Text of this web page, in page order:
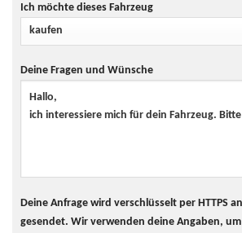
Ich möchte dieses Fahrzeug
Deine Fragen und Wünsche
Deine Anfrage wird verschlüsselt per HTTPS
gesendet. Wir verwenden deine Angaben,